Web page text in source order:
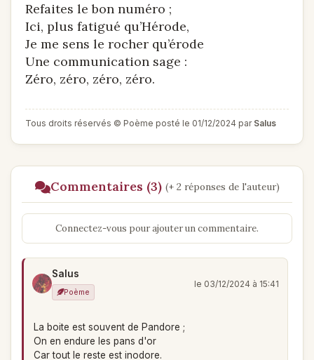
Refaites le bon numéro ;
Ici, plus fatigué qu’Hérode,
Je me sens le rocher qu’érode
Une communication sage :
Zéro, zéro, zéro, zéro.
Tous droits réservés © Poème posté le 01/12/2024 par Salus
Commentaires (3) (+ 2 réponses de l'auteur)
Connectez-vous pour ajouter un commentaire.
Salus
Poème
le 03/12/2024 à 15:41
La boite est souvent de Pandore ;
On en endure les pans d'or
Car tout le reste est inodore.